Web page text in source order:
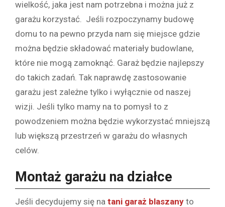
wielkość, jaka jest nam potrzebna i można już z
garażu korzystać. Jeśli rozpoczynamy budowę
domu to na pewno przyda nam się miejsce gdzie
można będzie składować materiały budowlane,
które nie mogą zamoknąć. Garaż będzie najlepszy
do takich zadań. Tak naprawdę zastosowanie
garażu jest zależne tylko i wyłącznie od naszej
wizji. Jeśli tylko mamy na to pomysł to z
powodzeniem można będzie wykorzystać mniejszą
lub większą przestrzeń w garażu do własnych
celów.
Montaż garażu na działce
Jeśli decydujemy się na tani garaż blaszany to